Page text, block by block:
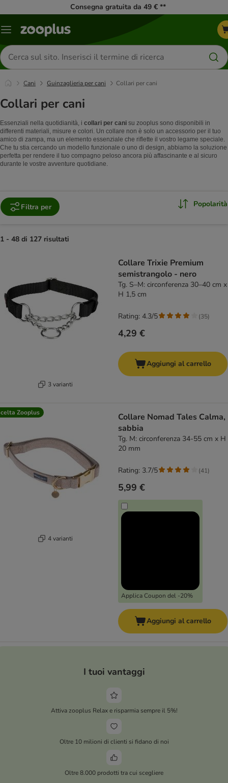
Consegna gratuita da 49 € **
Overview
Cerca
prodotti
Cani Guinzaglieria per cani Collari per cani
Collari per cani
Essenziali nella quotidianità, i collari per cani su zooplus sono disponibili in
differenti materiali, misure e colori. Un collare non è solo un accessorio per il tuo
amico di zampa, ma un elemento essenziale che riflette il vostro legame speciale.
Che tu stia cercando un modello funzionale o uno di design, abbiamo la soluzione
perfetta per rendere il tuo compagno peloso ancora più affascinante e al sicuro
durante le vostre avventure quotidiane.
Filtra per Popolarità
1 - 48 di 127 risultati
3 varianti
Collare Trixie Premium
semistrangolo - nero
Tg. S–M: circonferenza 30–40 cm x
H 1,5 cm
4,29 €
Rating: 4.3/5 (35)
Aggiungi al carrello
Zooplus
4 varianti
Collare Nomad Tales Calma,
sabbia
Tg. M: circonferenza 34-55 cm x H
20 mm
5,99 €
Applica Coupon del -20%
Rating: 3.7/5 (41)
Aggiungi al carrello
I tuoi vantaggi
Attiva zooplus Relax e risparmia sempre il 5%!
Oltre 10 milioni di clienti si fidano di noi
Oltre 8.000 prodotti tra cui scegliere